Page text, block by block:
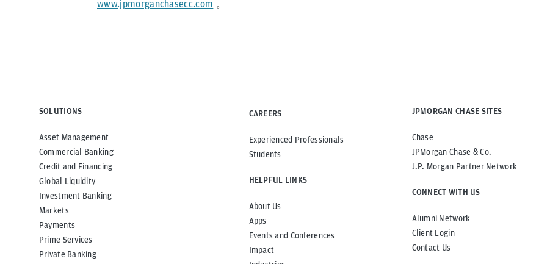
www.jpmorganchasecc.com 。
SOLUTIONS
Asset Management
Commercial Banking
Credit and Financing
Global Liquidity
Investment Banking
Markets
Payments
Prime Services
Private Banking
CAREERS
Experienced Professionals
Students
HELPFUL LINKS
About Us
Apps
Events and Conferences
Impact
JPMORGAN CHASE SITES
Chase
JPMorgan Chase & Co.
J.P. Morgan Partner Network
CONNECT WITH US
Alumni Network
Client Login
Contact Us